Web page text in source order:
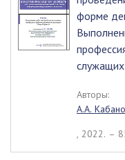
форме
Авторы:
А.А.
, 2022. –